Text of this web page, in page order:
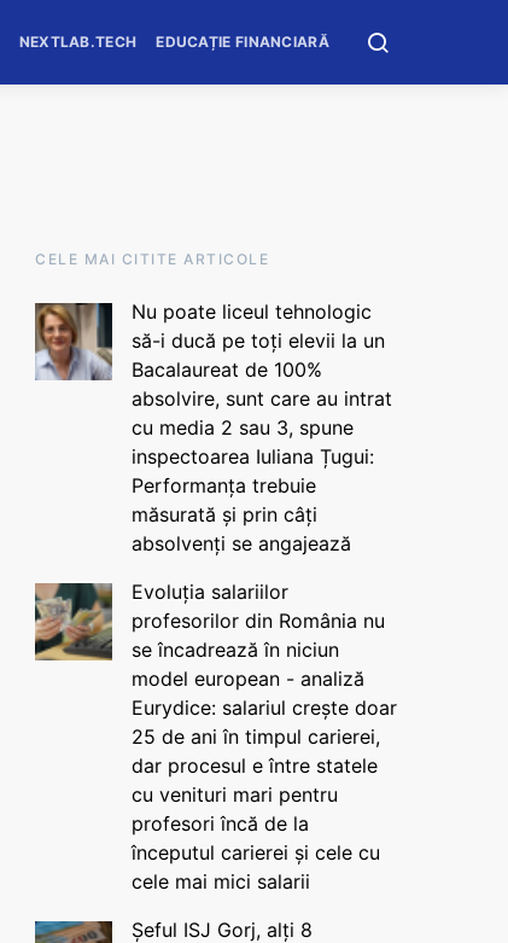
NEXTLAB.TECH EDUCAȚIE FINANCIARĂ
CELE MAI CITITE ARTICOLE
Nu poate liceul tehnologic
să-i ducă pe toți elevii la un
Bacalaureat de 100%
absolvire, sunt care au intrat
cu media 2 sau 3, spune
inspectoarea Iuliana Țugui:
Performanța trebuie
măsurată și prin câți
absolvenți se angajează
Evoluția salariilor
profesorilor din România nu
se încadrează în niciun
model european - analiză
Eurydice: salariul crește doar
25 de ani în timpul carierei,
dar procesul e între statele
cu venituri mari pentru
profesori încă de la
începutul carierei și cele cu
cele mai mici salarii
Șeful ISJ Gorj, alți 8